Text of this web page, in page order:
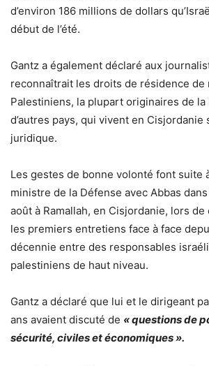
d’environ 186 millions de dollars
début de l’été.
Gantz a également déclaré aux
reconnaîtrait les droits de résidence de
Palestiniens, la plupart originaires de la
d’autres pays, qui vivent en Cisjordanie
juridique.
Les gestes de bonne volonté font suite
ministre de la Défense avec Abbas
août à Ramallah, en Cisjordanie, lors de
les premiers entretiens face à face
décennie entre des responsables
palestiniens de haut niveau.
Gantz a déclaré que lui et le dirigeant
ans avaient discuté de « questions de
sécurité, civiles et économiques ».